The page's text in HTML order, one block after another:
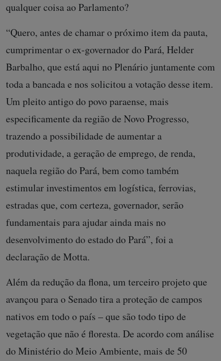
qualquer coisa ao Parlamento?
“Quero, antes de chamar o próximo item da pauta,
cumprimentar o ex-governador do Pará, Helder
Barbalho, que está aqui no Plenário juntamente com
toda a bancada e nos solicitou a votação desse item.
Um pleito antigo do povo paraense, mais
especificamente da região de Novo Progresso,
trazendo a possibilidade de aumentar a
produtividade, a geração de emprego, de renda,
naquela região do Pará, bem como também
estimular investimentos em logística, ferrovias,
estradas que, com certeza, governador, serão
fundamentais para ajudar ainda mais no
desenvolvimento do estado do Pará”, foi a
declaração de Motta.
Além da redução da flona, um terceiro projeto que
avançou para o Senado tira a proteção de campos
nativos em todo o país – que são todo tipo de
vegetação que não é floresta. De acordo com análise
do Ministério do Meio Ambiente, mais de 50